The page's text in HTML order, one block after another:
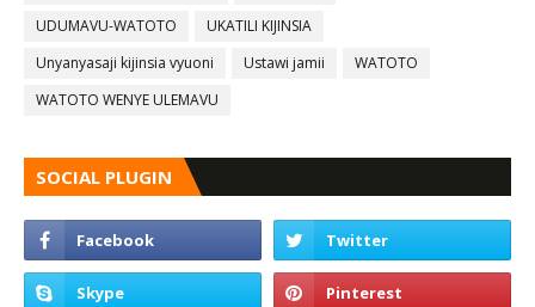
UDUMAVU-WATOTO
UKATILI KIJINSIA
Unyanyasaji kijinsia vyuoni
Ustawi jamii
WATOTO
WATOTO WENYE ULEMAVU
SOCIAL PLUGIN